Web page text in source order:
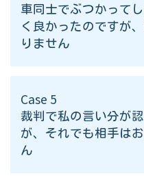
車同士でぶつかって
く良かったのですが
りません
Case 5
裁判で私の言い分が
が、それでも相手は
ん